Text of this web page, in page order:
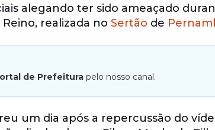
alegando ter sido ameaçado
realizada no Sertão de
de Prefeitura pelo nosso canal.
um dia após a repercussão do